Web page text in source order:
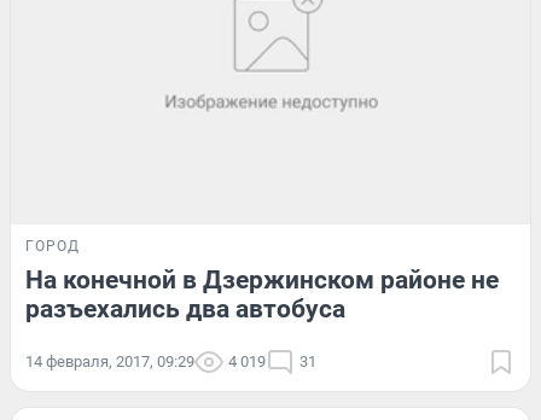
ГОРОД
На конечной в Дзержинском районе не
разъехались два автобуса
14 февраля, 2017, 09:29 4 019 31